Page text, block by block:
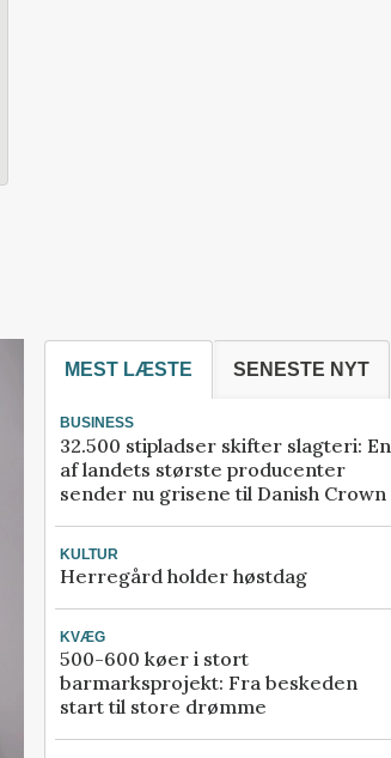
MEST LÆSTE SENESTE NYT
BUSINESS
32.500 stipladser skifter slagteri: En
af landets største producenter
sender nu grisene til Danish Crown
KULTUR
Herregård holder høstdag
KVÆG
500-600 køer i stort
barmarksprojekt: Fra beskeden
start til store drømme